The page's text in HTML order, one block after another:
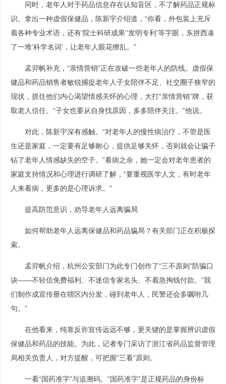
同时，老年人对于药品信息存在认知盲区，不了解药品正规标
识。拿出一种虚假保健品，陈新宇介绍道，“你看，外包装上充斥
着各种专业术语，还有‘院士科研成果’‘发明专利’等字眼，东拼西凑
了一堆‘科学名词’，让老年人眼花缭乱。”
孟羿帆补充，“亲情营销”正在攻破一些老年人的防线。虚假保
健品和药品销售者敏锐捕捉老年人子女陪伴不足、社交圈子狭窄的
现状，抓住他们内心渴望情感关怀的心理，大打“亲情营销”牌，获
取老人信任。“子女也要从自身找原因，多多陪伴关注。”他说。
对此，陈新宇深有感触。“对老年人的慢性病治疗，不管是医
生还是家庭，一定要有足够耐心，提供足够关怀，否则就会让骗子
钻了老年人情感缺失的空子。”看病之余，她一定会对老年患者的
家庭支持情况和心理进行调研了解，“要重视医学人文，有时老年
人来看病，更多的是心理诉求。”
提高防范意识，劝导老年人远离骗局
如何帮助老年人远离保健品和药品骗局？有关部门正在积极探
索。
孟羿帆介绍，杭州公安部门为此专门创作了“三不原则”防骗口
诀——不轻信免费福利、不迷信专家名头、不着急掏钱付款。“我
们制作成宣传册在辖区内分发，碰到老年人，民警还会多嘱咐几
句。”
在他看来，纯靠反诈宣传远远不够，更关键的是掌握辨识虚假
保健品和药品的技能。为此，记者专门采访了浙江省药品监督管理
局相关负责人，对方提醒，可把握“三看”原则。
一看“国药准字”与追溯码。“国药准字”是正规药品的身份标